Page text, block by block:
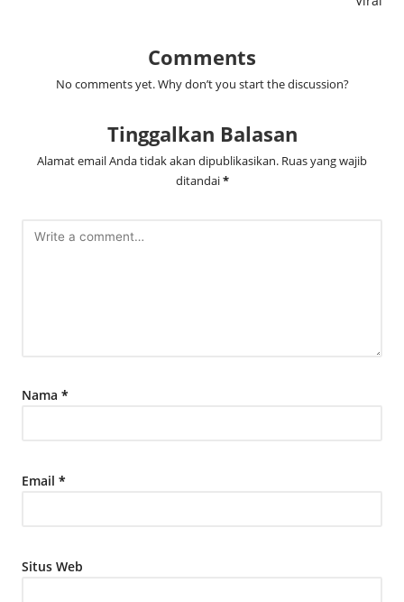
Comments
No comments yet. Why don’t you start the discussion?
Tinggalkan Balasan
Alamat email Anda tidak akan dipublikasikan. Ruas yang wajib
ditandai*
Nama *
Email *
Situs Web